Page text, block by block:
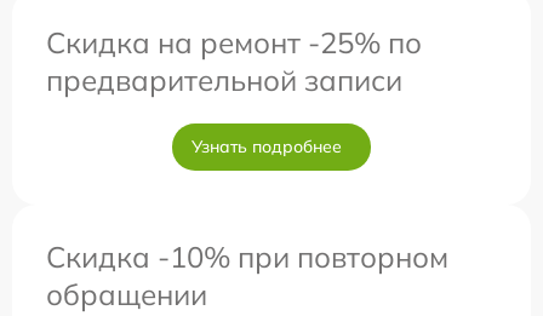
Скидка на ремонт -25% по
предварительной записи
Узнать подробнее
Скидка -10% при повторном
обращении